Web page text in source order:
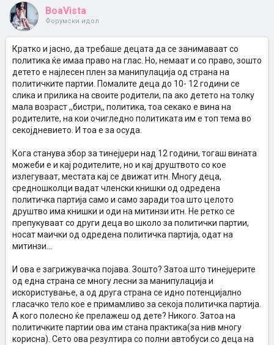
BoaVista
Форумски идол
Кратко и јасно, да требаше децата да се занимаваат со
политика ќе имаа право на глас. Но, немаат и со право, зошто
детето е најлесен плен за манипулација од страна на
политичките партии. Помалите деца до 10- 12 години се
слика и прилика на своите родители, па ако детето на толку
мала возраст ,,бистри,, политика, тоа секако е вина на
родителите, на кои очигледно политиката им е топ тема во
секојдневието. И тоа е за осуда.
Кога станува збор за тинејџери над 12 години, тогаш вината
можеби е и кај родителите, но и кај друштвото со кое
излегуваат, местата кај се движат итн. Многу деца,
средношколци вадат членски книшки од одредена
политичка партија само и само заради тоа што целото
друштво има книшки и оди на митинзи итн. Не ретко се
препукуваат со други деца во школо за политички партии,
носат маички од одредена политичка партија, одат на
митинзи...
И ова е загрижувачка појава. Зошто? Затоа што тинејџерите
од една страна се многу лесни за манипулација и
искористување, а од друга страна се идно потенцијално
гласачко тело кое е примамливо за секоја политичка партија.
А кого полесно ќе прелажеш од дете? Никого. Затоа на
политичките партии ова им стана практика(за нив многу
корисна). Сето ова резултира со полни автобуси со деца на